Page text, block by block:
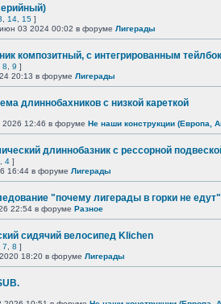
14 15 ]
03 2024 00:02 в форуме Лигерады
композитный, с интегрированным
8 9 ]
20:13 в форуме Лигерады
длиннобахников с низкой кареткой
12:46 в форуме Не наши конструкции (Европа,
длиннобазник с рессорной
4 ]
16:44 в форуме Лигерады
"почему лигерады в горки не
22:54 в форуме Разное
сидячий велосипед Klichen
7 8 ]
18:20 в форуме Лигерады